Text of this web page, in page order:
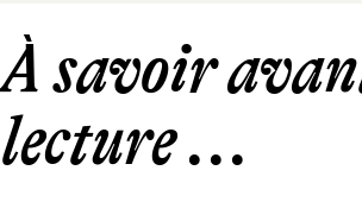
À savoir
lecture ...